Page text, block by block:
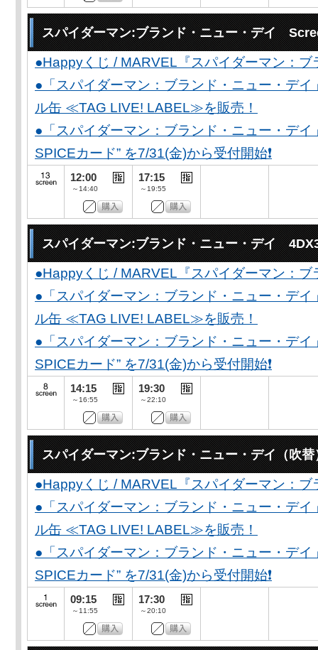
スパイダーマン:ブランド・ニュー・デイ
●Happyくじ / MARVEL『スパイダーマン：
●「スパイダーマン：ブランド・ニュー・デ
ル缶 ≪TAG LIVE! LABEL≫を販売！
●「スパイダーマン：ブランド・ニュー・デ
SPICEカード” を7/31(金)から受付開始❗️
12:00
～14:40
17:15
～19:55
スパイダーマン:ブランド・ニュー・デイ
●Happyくじ / MARVEL『スパイダーマン：
●「スパイダーマン：ブランド・ニュー・デ
ル缶 ≪TAG LIVE! LABEL≫を販売！
●「スパイダーマン：ブランド・ニュー・デ
SPICEカード” を7/31(金)から受付開始❗️
14:15
～16:55
19:30
～22:10
スパイダーマン:ブランド・ニュー・デイ（吹替
●Happyくじ / MARVEL『スパイダーマン：
●「スパイダーマン：ブランド・ニュー・デ
ル缶 ≪TAG LIVE! LABEL≫を販売！
●「スパイダーマン：ブランド・ニュー・デ
SPICEカード” を7/31(金)から受付開始❗️
09:15
～11:55
17:30
～20:10